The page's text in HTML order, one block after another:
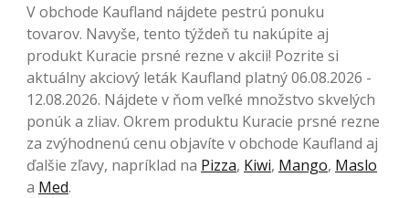
V obchode Kaufland nájdete pestrú ponuku
tovarov. Navyše, tento týždeň tu nakúpite aj
produkt Kuracie prsné rezne v akcii! Pozrite si
aktuálny akciový leták Kaufland platný 06.08.2026 -
12.08.2026. Nájdete v ňom veľké množstvo skvelých
ponúk a zliav. Okrem produktu Kuracie prsné rezne
za zvýhodnenú cenu objavíte v obchode Kaufland aj
ďalšie zľavy, napríklad na Pizza, Kiwi, Mango, Maslo
a Med.